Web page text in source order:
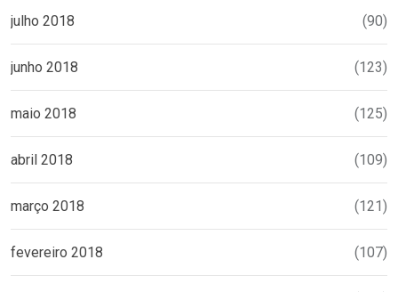
julho 2018 (90)
junho 2018 (123)
maio 2018 (125)
abril 2018 (109)
março 2018 (121)
fevereiro 2018 (107)